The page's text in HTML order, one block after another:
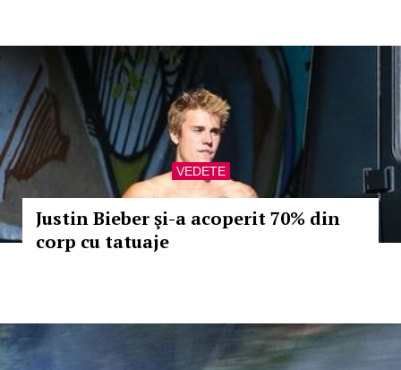
VEDETE
Justin Bieber şi-a acoperit 70% din
corp cu tatuaje